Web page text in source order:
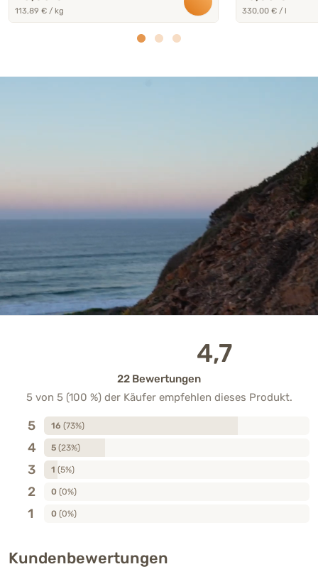
113,89 € / kg 330,00 € / l
4,7
22 Bewertungen
5 von 5 (100 %) der Käufer empfehlen dieses Produkt.
5 16 (73%)
4 5 (23%)
3 1 (5%)
2 0 (0%)
1 0 (0%)
Kundenbewertungen